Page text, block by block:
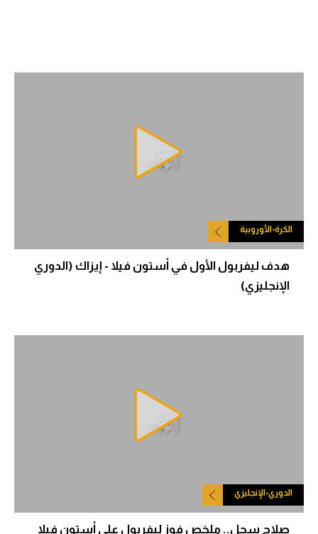
الكرة-الأوروبية
هدف ليفربول الأول في أستون فيلا - إيزاك (الدوري
الإنجليزي)
الدوري-الإنجليزي
صلاح سجل.. ملخص فوز ليفربول على أستون فيلا